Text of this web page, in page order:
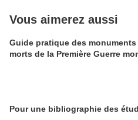
Vous aimerez aussi
Guide pratique des monuments
morts de la Première Guerre
Pour une bibliographie des